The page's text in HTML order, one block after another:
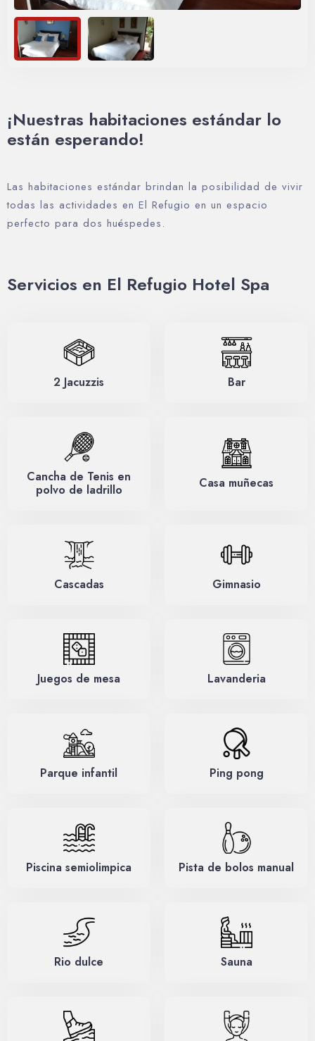
¡Nuestras habitaciones estándar lo
están esperando!
Las habitaciones estándar brindan la posibilidad de vivir
todas las actividades en El Refugio en un espacio
perfecto para dos huéspedes.
Servicios en El Refugio Hotel Spa
2 Jacuzzis Bar
Cancha de Tenis en
polvo de ladrillo
Casa muñecas
Cascadas Gimnasio
Juegos de mesa Lavanderia
Parque infantil Ping pong
Piscina semiolimpica Pista de bolos manual
Rio dulce Sauna